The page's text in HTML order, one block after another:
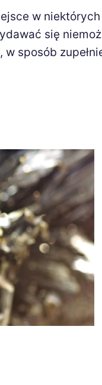
w niektórych
się
sposób